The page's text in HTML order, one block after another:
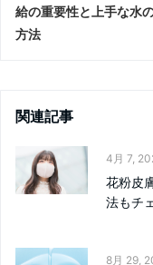
給の重要性と上手な水
方法
関連記事
4月 7,
花粉皮
法もチ
8月 29,